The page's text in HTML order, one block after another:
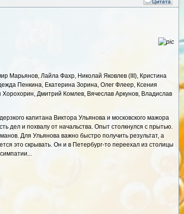
Марьянов, Лайла Фахр, Николай Яковлев (III), Кристина
Пенкина, Екатерина Зорина, Олег Флеер, Ксения
Дмитрий Комлев, Вячеслав Аркунов, Владислав
капитана Виктора Ульянова и московского мажора
дел и похвалу от начальства. Опыт столкнулся с прытью.
Для Ульянова важно быстро получить результат, а
это скрывать. Он и в Петербург-то переехал из столицы